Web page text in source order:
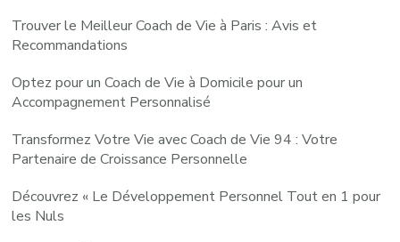
Trouver le Meilleur Coach de Vie à Paris : Avis et
Recommandations
Optez pour un Coach de Vie à Domicile pour un
Accompagnement Personnalisé
Transformez Votre Vie avec Coach de Vie 94 : Votre
Partenaire de Croissance Personnelle
Découvrez « Le Développement Personnel Tout en 1 pour
les Nuls